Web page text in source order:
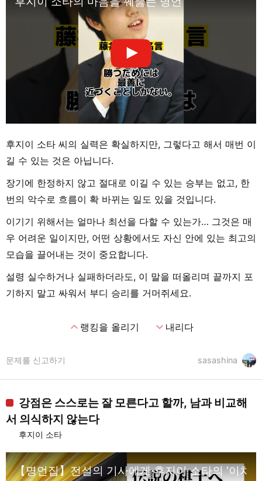
후지이 소타 씨의 실력은 확실하지만, 그렇다고 해서 매번 이
길 수 있는 것은 아닙니다.
장기에 한정하지 않고 절대로 이길 수 있는 승부는 없고, 한
번의 악수로 흐름이 확 바뀌는 일도 있을 것입니다.
이기기 위해서는 얼마나 최선을 다할 수 있는가… 그것은 매
우 어려운 일이지만, 어떤 상황에서도 자신 안에 있는 최고의
모습을 끌어내는 것이 중요합니다.
설령 실수하거나 실패하더라도, 이 말을 떠올리며 끝까지 포
기하지 말고 싸워서 부디 승리를 거머쥐세요.
expand_less랭킹을 올리기 expand_more내리다
sasashina
문제를 신고하기
강점은 스스로는 잘 모른다고 할까, 남과 비교해
서 의식하지 않는다
후지이 소타
【명언집】전설의 기사에게·후지이 소타의 ‘이차